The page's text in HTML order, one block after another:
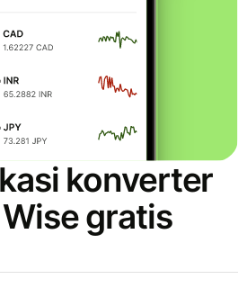
konverter
gratis